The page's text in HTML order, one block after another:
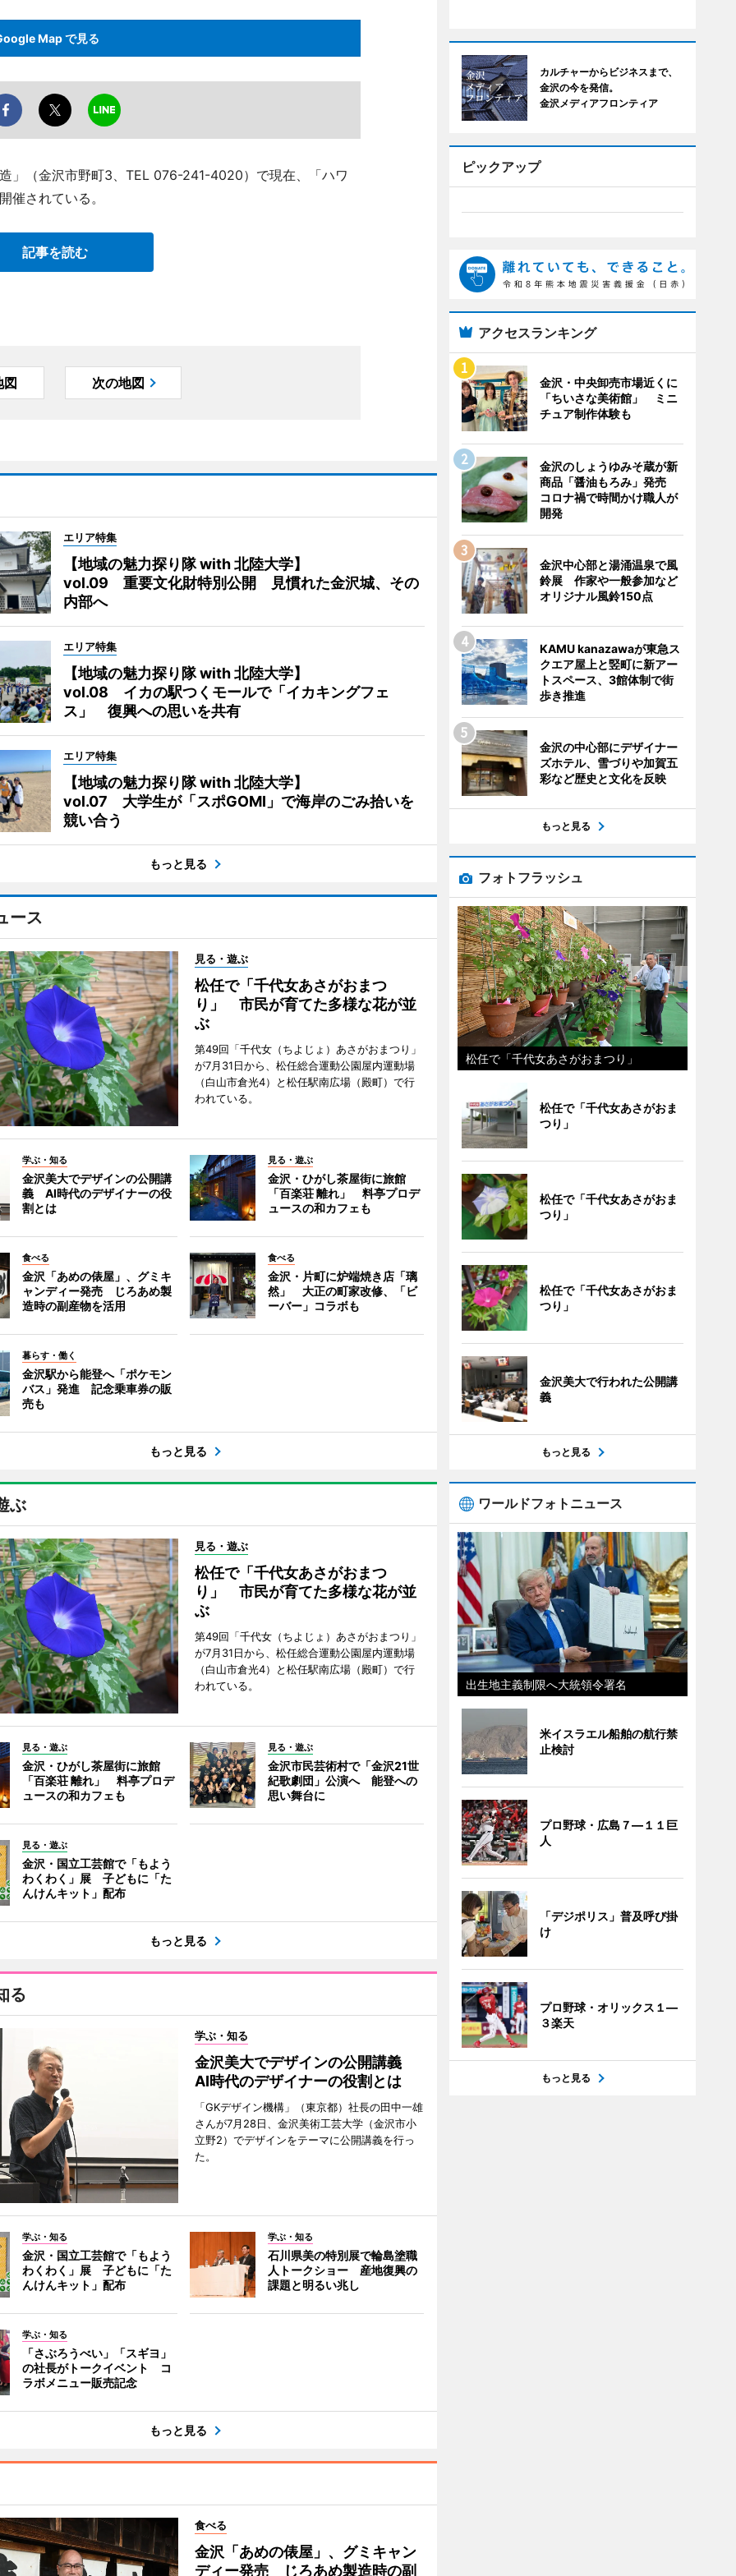
Map で見る
」（金沢市野町3、TEL 076-241-4020）で現在、「ハワ
催されている。
記事を読む
図 次の地図
エリア特集
【地域の魅力探り隊 with 北陸大学】
vol.09 重要文化財特別公開 見慣れた金沢城、その
内部へ
エリア特集
【地域の魅力探り隊 with 北陸大学】
vol.08 イカの駅つくモールで「イカキングフェ
ス」 復興への思いを共有
エリア特集
【地域の魅力探り隊 with 北陸大学】
vol.07 大学生が「スポGOMI」で海岸のごみ拾いを
競い合う
もっと見る
ース
見る・遊ぶ
松任で「千代女あさがおまつ
り」 市民が育てた多様な花が並
ぶ
第49回「千代女（ちよじょ）あさがおまつり」
が7月31日から、松任総合運動公園屋内運動場
（白山市倉光4）と松任駅南広場（殿町）で行
われている。
学ぶ・知る
金沢美大でデザインの公開講
義 AI時代のデザイナーの役
割とは
見る・遊ぶ
金沢・ひがし茶屋街に旅館
「百楽荘 離れ」 料亭プロデ
ュースの和カフェも
食べる
金沢「あめの俵屋」、グミキ
ャンディー発売 じろあめ製
造時の副産物を活用
食べる
金沢・片町に炉端焼き店「璃
然」 大正の町家改修、「ビ
ーバー」コラボも
暮らす・働く
金沢駅から能登へ「ポケモン
バス」発進 記念乗車券の販
売も
もっと見る
ぶ
見る・遊ぶ
松任で「千代女あさがおまつ
り」 市民が育てた多様な花が並
ぶ
第49回「千代女（ちよじょ）あさがおまつり」
が7月31日から、松任総合運動公園屋内運動場
（白山市倉光4）と松任駅南広場（殿町）で行
われている。
見る・遊ぶ
金沢・ひがし茶屋街に旅館
「百楽荘 離れ」 料亭プロデ
ュースの和カフェも
見る・遊ぶ
金沢市民芸術村で「金沢21世
紀歌劇団」公演へ 能登への
思い舞台に
見る・遊ぶ
金沢・国立工芸館で「もよう
わくわく」展 子どもに「た
んけんキット」配布
もっと見る
る
学ぶ・知る
金沢美大でデザインの公開講義
AI時代のデザイナーの役割とは
「GKデザイン機構」（東京都）社長の田中一雄
さんが7月28日、金沢美術工芸大学（金沢市小
立野2）でデザインをテーマに公開講義を行っ
た。
学ぶ・知る
金沢・国立工芸館で「もよう
わくわく」展 子どもに「た
んけんキット」配布
学ぶ・知る
石川県美の特別展で輪島塗職
人トークショー 産地復興の
課題と明るい兆し
学ぶ・知る
「さぶろうべい」「スギヨ」
の社長がトークイベント コ
ラボメニュー販売記念
もっと見る
食べる
金沢「あめの俵屋」、グミキャン
ディー発売 じろあめ製造時の副
カルチャーからビジネスまで、
金沢の今を発信。
金沢メディアフロンティア
ピックアップ
アクセスランキング
金沢・中央卸売市場近くに
「ちいさな美術館」 ミニ
チュア制作体験も
金沢のしょうゆみそ蔵が新
商品「醤油もろみ」発売
コロナ禍で時間かけ職人が
開発
金沢中心部と湯涌温泉で風
鈴展 作家や一般参加など
オリジナル風鈴150点
KAMU kanazawaが東急ス
クエア屋上と竪町に新アー
トスペース、3館体制で街
歩き推進
金沢の中心部にデザイナー
ズホテル、雪づりや加賀五
彩など歴史と文化を反映
もっと見る
フォトフラッシュ
松任で「千代女あさがおまつり」
松任で「千代女あさがおま
つり」
松任で「千代女あさがおま
つり」
松任で「千代女あさがおま
つり」
金沢美大で行われた公開講
義
もっと見る
ワールドフォトニュース
出生地主義制限へ大統領令署名
米イスラエル船舶の航行禁
止検討
プロ野球・広島７―１１巨
人
「デジポリス」普及呼び掛
け
プロ野球・オリックス１―
３楽天
もっと見る